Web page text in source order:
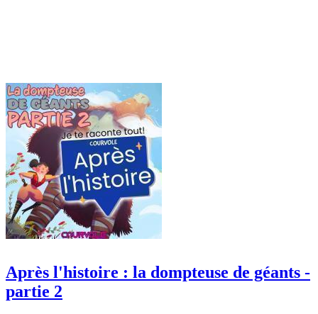
Après l'histoire : la dompteuse de géants -
partie 2